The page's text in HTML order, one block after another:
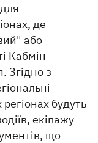
де
або
Кабмін
Згідно з
будуть
екіпажу
що